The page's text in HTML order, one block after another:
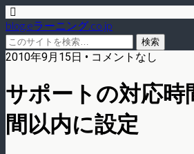
blog.eラーニング.co.jp
2010年9月15日 • コメントなし
サポートの対応時
間以内に設定